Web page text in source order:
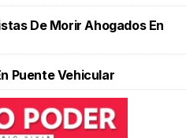
De Morir Ahogados En
Puente Vehicular